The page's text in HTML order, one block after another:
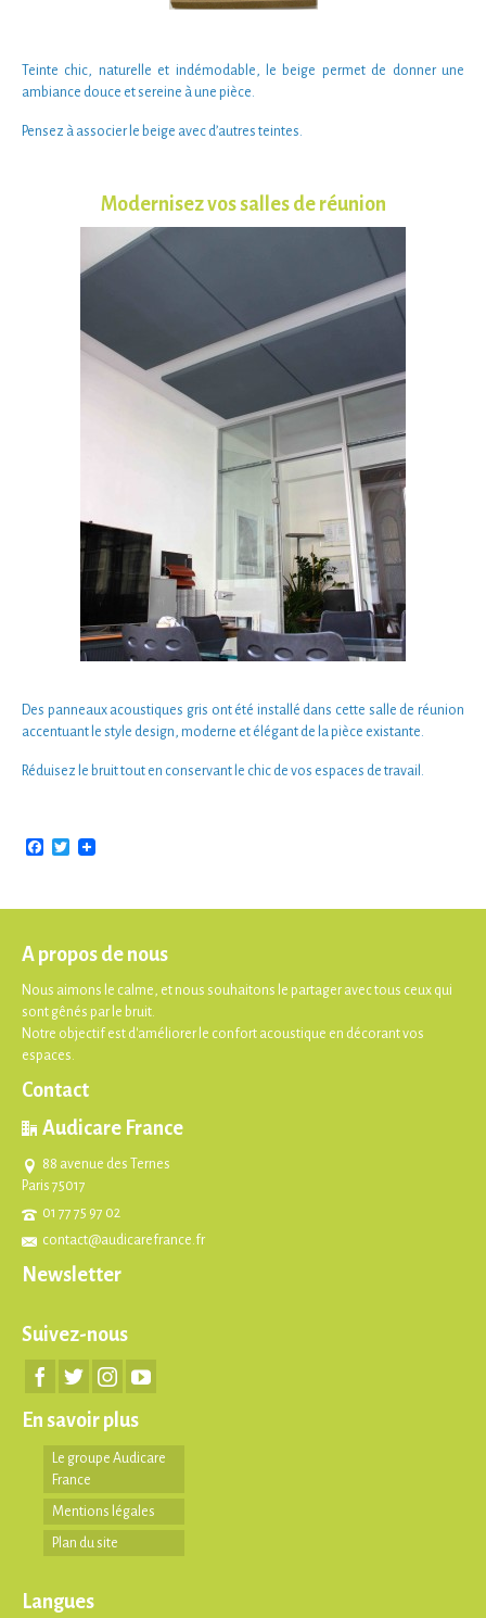
Teinte chic, naturelle et indémodable , le beige permet de donner une
ambiance douce et sereine à une pièce.
Pensez à associer le beige avec d’autres teintes.
Modernisez vos salles de réunion
Des panneaux acoustiques gris ont été installé dans cette salle de réunion
accentuant le style design, moderne et élégant de la pièce existante.
Réduisez le bruittout en conservant le chic de vos espaces de travail.
Facebook
Twitter
A propos de nous
Nous aimons le calme, et nous souhaitons le partager avec tous ceux qui
sont gênés par le bruit.
Notre objectif est d'améliorer le confort acoustique en décorant vos
espaces.
Contact
Audicare France
88 avenue des Ternes
Paris 75017
01 77 75 97 02
contact@audicarefrance.fr
Newsletter
Suivez-nous
En savoir plus
Le groupe Audicare
France
Mentions légales
Plan du site
Langues